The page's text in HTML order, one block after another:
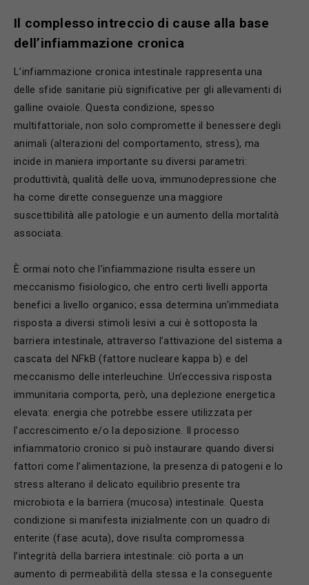
Il complesso intreccio di cause alla base
dell’infiammazione cronica
L’infiammazione cronica intestinale rappresenta una
delle sfide sanitarie più significative per gli allevamenti di
galline ovaiole. Questa condizione, spesso
multifattoriale, non solo compromette il benessere degli
animali (alterazioni del comportamento, stress), ma
incide in maniera importante su diversi parametri:
produttività, qualità delle uova, immunodepressione che
ha come dirette conseguenze una maggiore
suscettibilità alle patologie e un aumento della mortalità
associata.
È ormai noto che l’infiammazione risulta essere un
meccanismo fisiologico, che entro certi livelli apporta
benefici a livello organico; essa determina un’immediata
risposta a diversi stimoli lesivi a cui è sottoposta la
barriera intestinale, attraverso l’attivazione del sistema a
cascata del NFkB (fattore nucleare kappa b) e del
meccanismo delle interleuchine. Un’eccessiva risposta
immunitaria comporta, però, una deplezione energetica
elevata: energia che potrebbe essere utilizzata per
l’accrescimento e/o la deposizione. Il processo
infiammatorio cronico si può instaurare quando diversi
fattori come l’alimentazione, la presenza di patogeni e lo
stress alterano il delicato equilibrio presente tra
microbiota e la barriera (mucosa) intestinale. Questa
condizione si manifesta inizialmente con un quadro di
enterite (fase acuta), dove risulta compromessa
l’integrità della barriera intestinale: ciò porta a un
aumento di permeabilità della stessa e la conseguente